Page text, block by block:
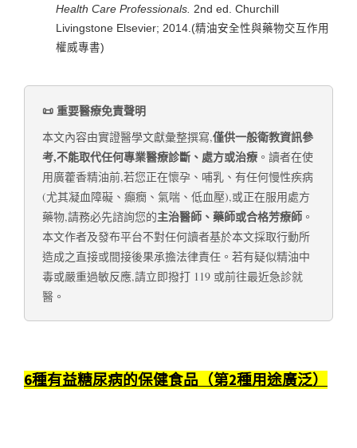
Health Care Professionals. 2nd ed. Churchill
Livingstone Elsevier; 2014.(精油安全性與藥物交互作用
權威專書)
📜 重要醫療免責聲明
本文內容由實證醫學文獻彙整撰寫,僅供一般衛教資訊參
考,不能取代任何專業醫療診斷、處方或治療 。讀者在使
用廣藿香精油前,若您正在懷孕、哺乳、有任何慢性疾病
(尤其凝血障礙、癲癇、氣喘、低血壓),或正在服用處方
藥物,請務必先諮詢您的主治醫師、藥師或合格芳療師 。
本文作者及發布平台不對任何讀者基於本文採取行動所
造成之直接或間接後果承擔法律責任。若有疑似精油中
毒或嚴重過敏反應,請立即撥打 119 或前往最近急診就
醫。
6種有益糖尿病的保健食品（第2種用途廣泛）